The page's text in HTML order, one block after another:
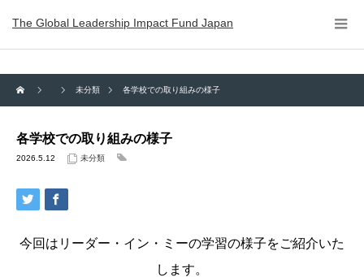
The Global Leadership Impact Fund Japan
未分類 各学校での取り組みの様子
各学校での取り組みの様子
2026.5.12 未分類
今回はリーダー・イン・ミーの学習の様子をご紹介いた
します。